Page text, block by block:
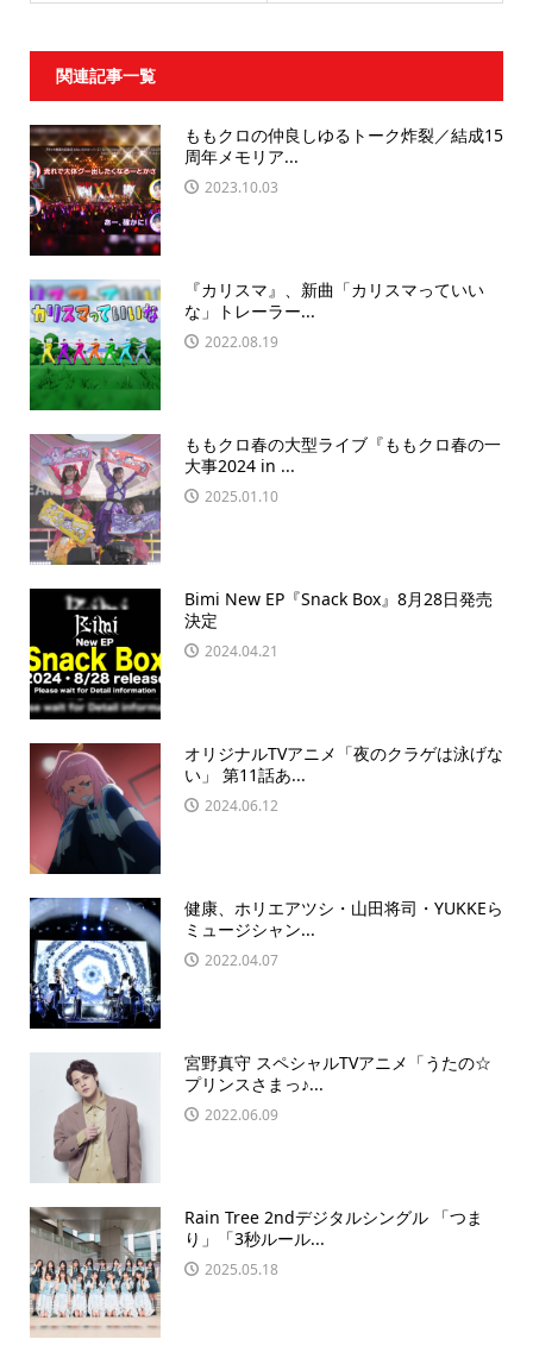
関連記事一覧
ももクロの仲良しゆるトーク炸裂／結成15
周年メモリア...
2023.10.03
『カリスマ』、新曲「カリスマっていい
な」トレーラー...
2022.08.19
ももクロ春の大型ライブ『ももクロ春の一
大事2024 in ...
2025.01.10
Bimi New EP『Snack Box』8月28日発売
決定
2024.04.21
オリジナルTVアニメ「夜のクラゲは泳げな
い」 第11話あ...
2024.06.12
健康、ホリエアツシ・山田将司・YUKKEら
ミュージシャン...
2022.04.07
宮野真守 スペシャルTVアニメ「うたの☆
プリンスさまっ♪...
2022.06.09
Rain Tree 2ndデジタルシングル 「つま
り」「3秒ルール...
2025.05.18